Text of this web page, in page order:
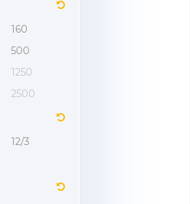
160
500
1250
2500
12/3